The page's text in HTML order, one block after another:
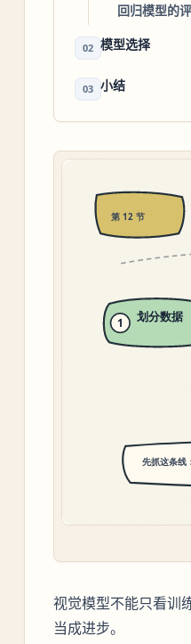
回归模型的
02 模型选择
03 小结
视觉模型不能只看训
当成进步。